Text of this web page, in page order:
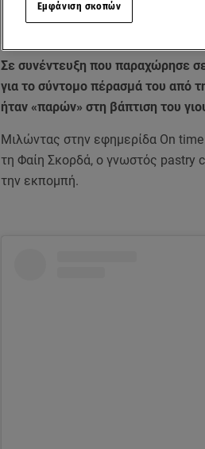
Σε συνέντευξη που παραχώρησε
για το σύντομο πέρασμά του από
ήταν «παρών» στη βάπτιση του
Μιλώντας στην εφημερίδα On time
τη Φαίη Σκορδά, ο γνωστός
την εκπομπή.
Εμφάνιση σκοπών